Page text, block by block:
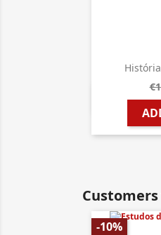

-10%